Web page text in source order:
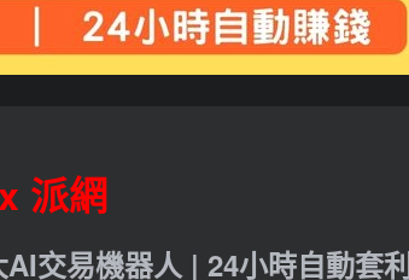
派網
交易機器人 | 24小時自動套